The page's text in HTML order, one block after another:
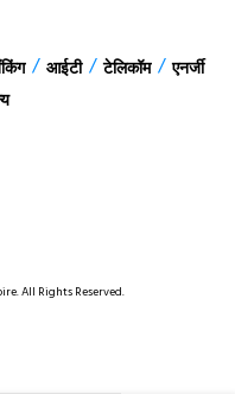
आईटी टेलिकॉम
एनर्जी
All Rights Reserved.